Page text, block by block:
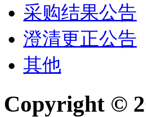
采购结果公告
澄清更正公告
其他
Copyright ©